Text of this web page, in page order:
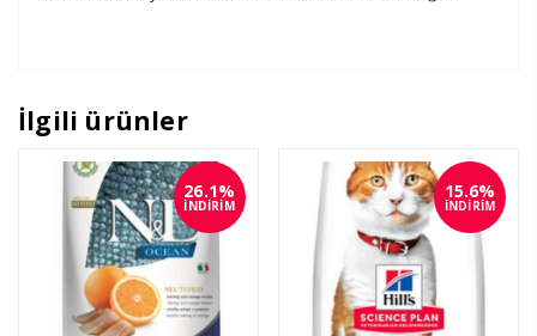
İlgili ürünler
26.1%
İNDİRİM
15.6%
İNDİRİM